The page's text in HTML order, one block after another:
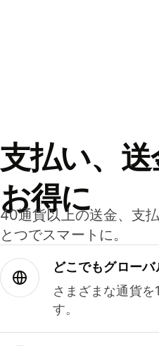
支払い、
お得に
40通貨以上の送金、支
とつでスマートに。
どこでもグ⁠ロ⁠ー⁠
さまざまな通貨
す。